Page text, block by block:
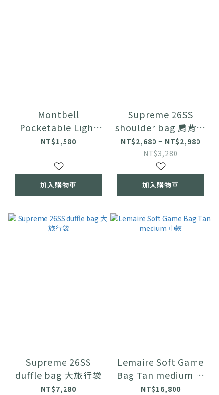
Montbell
Pocketable Light
Shoulder Bag 輕量可
NT$1,580
加入購物車
Supreme 26SS
shoulder bag 肩背小
包
NT$2,680 ~ NT$2,980
NT$3,280
加入購物車
Supreme 26SS
duffle bag 大旅行袋
NT$7,280
Lemaire Soft Game
Bag Tan medium 中
款
NT$16,800